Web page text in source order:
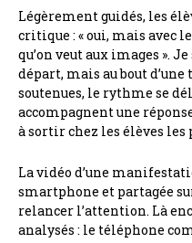
Légèrement guidés, les
critique : « oui, mais avec
qu’on veut aux images ».
départ, mais au bout
soutenues, le rythme se
accompagnent une
à sortir chez les élèves les
La vidéo d’une
smartphone et partagée
relancer l’attention. Là
analysés : le téléphone